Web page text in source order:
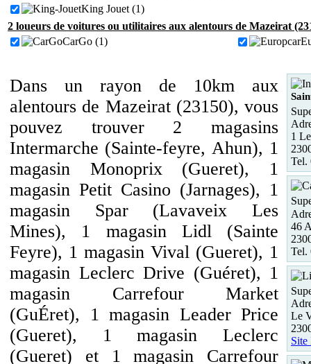
King Jouet (1)
2 loueurs de voitures ou utilitaires aux alentours de Mazeirat
CarGo (1)
Dans un rayon de 10km aux
alentours de Mazeirat (23150), vous
pouvez trouver 2 magasins
Intermarche (Sainte-feyre, Ahun), 1
magasin Monoprix (Gueret), 1
magasin Petit Casino (Jarnages), 1
magasin Spar (Lavaveix Les
Mines), 1 magasin Lidl (Sainte
Feyre), 1 magasin Vival (Gueret), 1
magasin Leclerc Drive (Guéret), 1
magasin Carrefour Market
(GuÉret), 1 magasin Leader Price
(Gueret), 1 magasin Leclerc
(Gueret) et 1 magasin Carrefour
1
Tel.
46
Tel.
Le
Site